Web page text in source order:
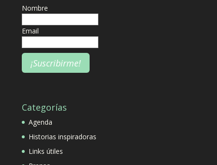
Nombre
Email
Categorías
Agenda
Historias inspiradoras
Links útiles